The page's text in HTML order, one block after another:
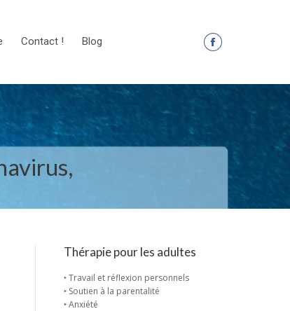
Contact ! Blog
La
Facebook
s'ouvre
une
nouvelle
fenêtre
Thérapie pour les adultes
‣ Travail et réflexion personnels
‣ Soutien à la parentalité
‣ Anxiété